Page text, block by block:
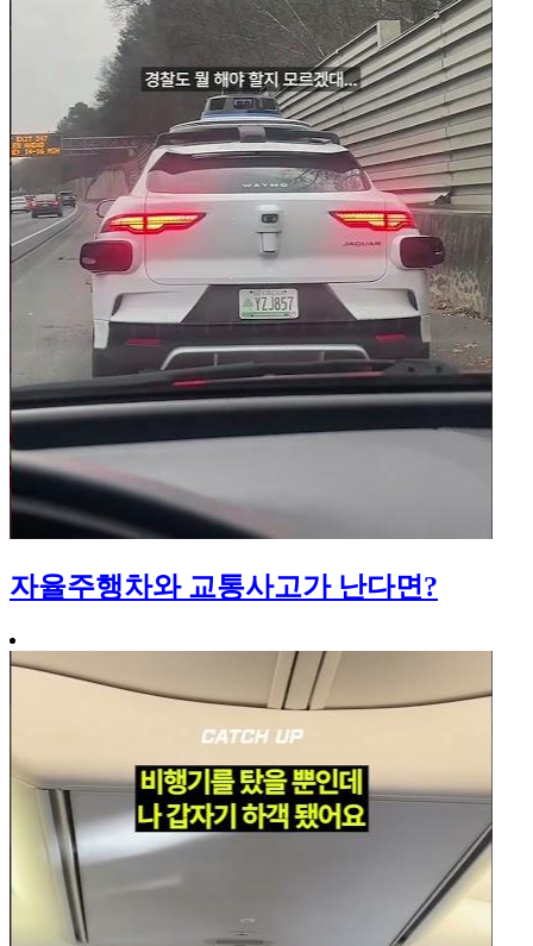
자율주행차와 교통사고가 난다면?